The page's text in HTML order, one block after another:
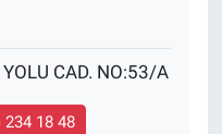
CAD. NO:53/A
234 18 48